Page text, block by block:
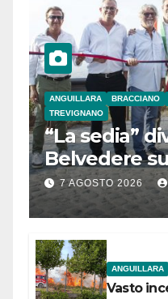
ANGUILLARA BRACCIANO
TREVIGNANO
“La sedia”
Belvedere
Bracciano:
7 AGOSTO 2026
ANGUILLARA
Vasto